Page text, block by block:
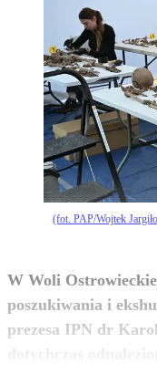
(fot. PAP/Wojtek
W Woli
poszukiwania i
prezesa IPN dr
dotychczas